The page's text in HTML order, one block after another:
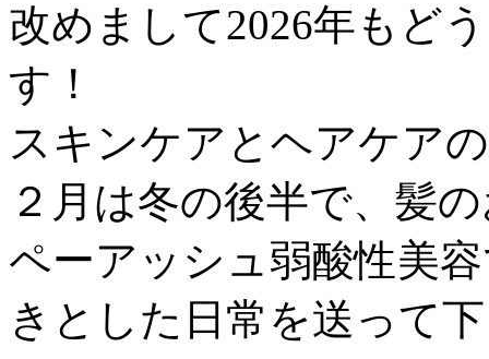
改めまして2026年もど
す！
スキンケアとヘアケア
２月は冬の後半で、髪
ペーアッシュ弱酸性美
きとした日常を送って